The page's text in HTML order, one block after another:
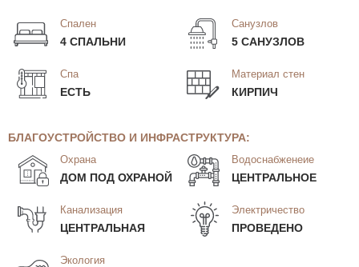
Спален
4 СПАЛЬНИ
Санузлов
5 САНУЗЛОВ
Спа
ЕСТЬ
Материал стен
КИРПИЧ
БЛАГОУСТРОЙСТВО И ИНФРАСТРУКТУРА:
Охрана
ДОМ ПОД ОХРАНОЙ
Водоснабженеие
ЦЕНТРАЛЬНОЕ
Канализация
ЦЕНТРАЛЬНАЯ
Электричество
ПРОВЕДЕНО
Экология